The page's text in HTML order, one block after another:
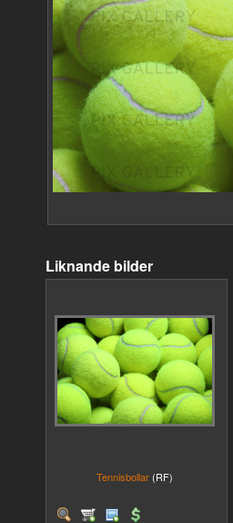
Liknande bilder
Tennisbollar (RF)